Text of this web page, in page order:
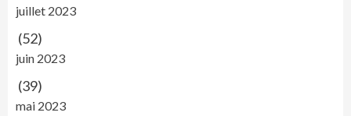
juillet 2023
(52)
juin 2023
(39)
mai 2023